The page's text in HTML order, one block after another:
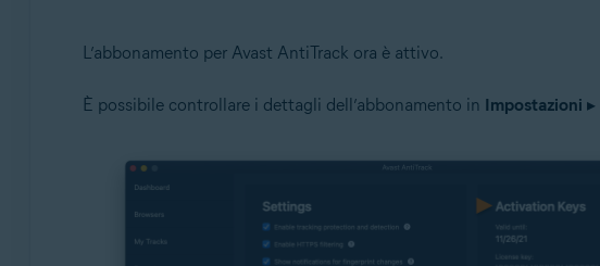
L’abbonamento per Avast AntiTrack ora è attivo.
È possibile controllare i dettagli dell’abbonamento in Impostazioni ▸